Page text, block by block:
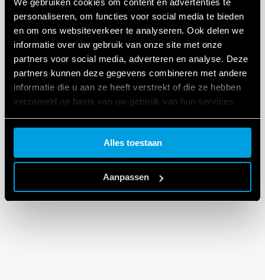
We gebruiken cookies om content en advertenties te
personaliseren, om functies voor social media te bieden
en om ons websiteverkeer te analyseren. Ook delen we
informatie over uw gebruik van onze site met onze
partners voor social media, adverteren en analyse. Deze
partners kunnen deze gegevens combineren met andere
informatie die u aan ze heeft verstrekt of die ze hebben
verzameld op basis van uw gebruik van hun services.
Cookie policy.
Alles toestaan
Aanpassen
DXF-BESTANDEN
1C Series
EN|306 KB| .ZIP